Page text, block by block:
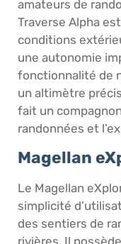
amateurs de
Traverse Alpha
conditions
une autonomie
fonctionnalité de
un altimètre
fait un
randonnées et
Magellan
Le Magellan
simplicité
des sentiers de